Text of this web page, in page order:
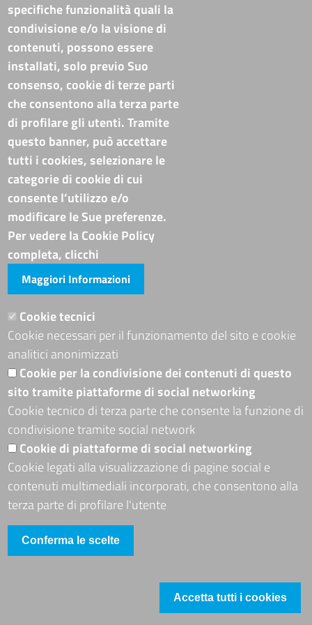
Tel. Sede Legale: 0971/412111
Tel. Sede Secondaria: 0835/338411
C.F./P.IVA: 02019590765
Codi. univoco ufficio fatt. elettronica: T94M75
cameradicommercio@pec.basilicata.camcom.it
Pubblicità e trasparenza
Amministrazione Trasparente
Albo online
Bandi di concorso
Codice disciplinare e codice di condotta
Avvisi e bandi
Piattaforma TRASPARE E ALBO FORNITORI
Avvisi e atti di altre Amministrazioni
Visite totali al portale: 4011510
Siti tematici
ADRION PROGRAMME
Seguici su
Sito web
Mappa del sito
Accessibilità
Accesso riservato
specifiche funzionalità quali la
condivisione e/o la visione di
contenuti, possono essere
installati, solo previo Suo
consenso, cookie di terze parti
che consentono alla terza parte
di profilare gli utenti. Tramite
questo banner, può accettare
tutti i cookies, selezionare le
categorie di cookie di cui
consente l’utilizzo e/o
modificare le Sue preferenze.
Per vedere la Cookie Policy
completa, clicchi
Maggiori Informazioni
Cookie tecnici
Cookie necessari per il funzionamento del sito e cookie
analitici anonimizzati
Cookie per la condivisione dei contenuti di questo
sito tramite piattaforme di social networking
Cookie tecnico di terza parte che consente la funzione di
condivisione tramite social network
Cookie di piattaforme di social networking
Cookie legati alla visualizzazione di pagine social e
contenuti multimediali incorporati, che consentono alla
terza parte di profilare l'utente
Conferma le scelte
Accetta tutti i cookies